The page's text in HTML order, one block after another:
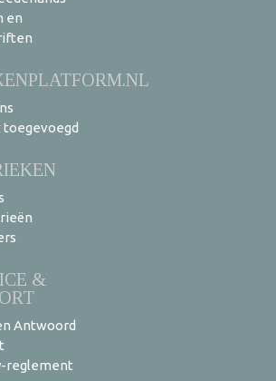
en
toegevoegd
&
Antwoord
reglement